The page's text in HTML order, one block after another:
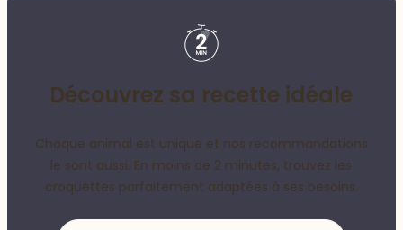
Découvrez sa recette idéale
Chaque animal est unique et nos recommandations
le sont aussi. En moins de 2 minutes, trouvez les
croquettes parfaitement adaptées à ses besoins.